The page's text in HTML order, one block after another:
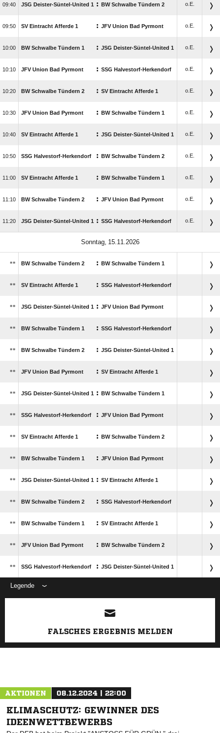
 JSG Deister-Süntel-United 1 : BW Schwalbe Tündern 2 o.E.
 SV Eintracht Afferde 1 : JFV Union Bad Pyrmont o.E.
 BW Schwalbe Tündern 1 : JSG Deister-Süntel-United 1 o.E.
 JFV Union Bad Pyrmont : SSG Halvestorf-Herkendorf o.E.
 BW Schwalbe Tündern 2 : SV Eintracht Afferde 1 o.E.
 JFV Union Bad Pyrmont : BW Schwalbe Tündern 1 o.E.
 SV Eintracht Afferde 1 : JSG Deister-Süntel-United 1 o.E.
 SSG Halvestorf-Herkendorf : BW Schwalbe Tündern 2 o.E.
 SV Eintracht Afferde 1 : BW Schwalbe Tündern 1 o.E.
 BW Schwalbe Tündern 2 : JFV Union Bad Pyrmont o.E.
 JSG Deister-Süntel-United 1 : SSG Halvestorf-Herkendorf o.E.
 
** BW Schwalbe Tündern 2 : BW Schwalbe Tündern 1
** SV Eintracht Afferde 1 : SSG Halvestorf-Herkendorf
** JSG Deister-Süntel-United 1 : JFV Union Bad Pyrmont
** BW Schwalbe Tündern 1 : SSG Halvestorf-Herkendorf
** BW Schwalbe Tündern 2 : JSG Deister-Süntel-United 1
** JFV Union Bad Pyrmont : SV Eintracht Afferde 1
** JSG Deister-Süntel-United 1 : BW Schwalbe Tündern 1
** SSG Halvestorf-Herkendorf : JFV Union Bad Pyrmont
** SV Eintracht Afferde 1 : BW Schwalbe Tündern 2
** BW Schwalbe Tündern 1 : JFV Union Bad Pyrmont
** JSG Deister-Süntel-United 1 : SV Eintracht Afferde 1
** BW Schwalbe Tündern 2 : SSG Halvestorf-Herkendorf
** BW Schwalbe Tündern 1 : SV Eintracht Afferde 1
** JFV Union Bad Pyrmont : BW Schwalbe Tündern 2
** SSG Halvestorf-Herkendorf : JSG Deister-Süntel-United 1
Legende
FALSCHES ERGEBNIS MELDEN
AKTIONEN 08.12.2024 | 22:00
KLIMASCHUTZ: GEWINNER DES
IDEENWETTBEWERBS